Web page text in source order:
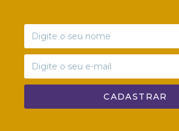
CADASTRAR